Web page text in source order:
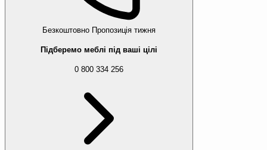
Безкоштовно Пропозиція тижня
Підберемо меблі під ваші цілі
0 800 334 256